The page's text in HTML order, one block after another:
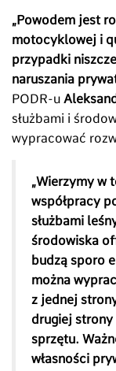
„Powodem jest
motocyklowej i
przypadki
naruszania
PODR-u
służbami i
wypracować
„Wierzymy w
współpracy
służbami
środowiska
budzą sporo
można
z jednej
drugiej
sprzętu.
własności